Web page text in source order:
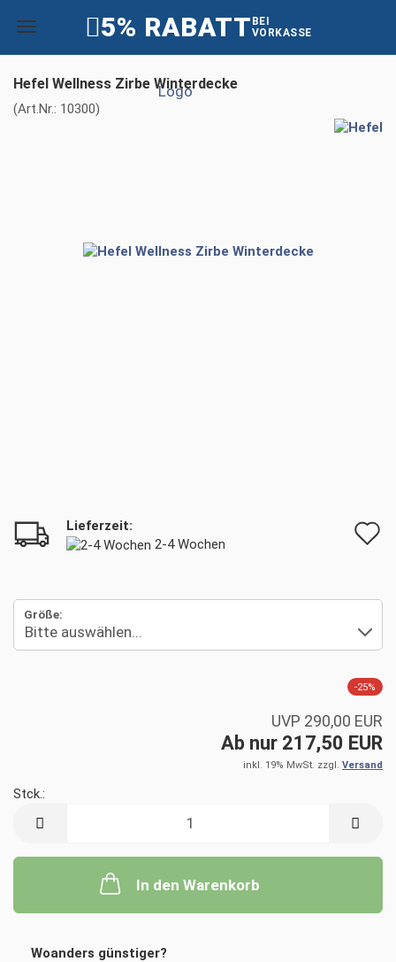
5% RABATT BEI
VORKASSE
Hefel Wellness Zirbe Winterdecke
(Art.Nr.: 10300)
Lieferzeit:
2-4 Wochen
Größe:
-25%
UVP 290,00 EUR
Ab nur 217,50 EUR
inkl. 19% MwSt. zzgl. Versand
Stck.:
In den Warenkorb
Woanders günstiger?